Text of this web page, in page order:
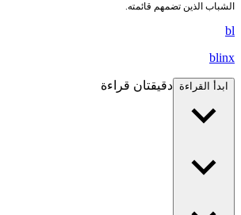
الشباب الذين تضمهم قائمته.
bl
blinx
ابدأ القراءة دقيقتان قراءة